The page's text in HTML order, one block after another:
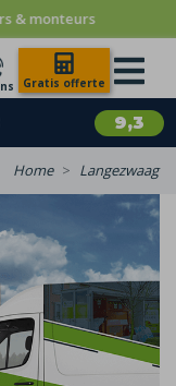
& monteurs
Gratis offerte
9,3
Home Langezwaag